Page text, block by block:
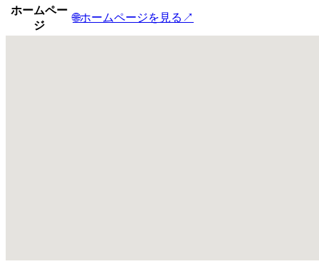
ホームペー
ジ
🌐ホームページを見る ↗